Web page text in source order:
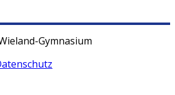
Gymnasium